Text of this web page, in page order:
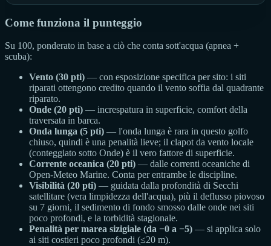
Come funziona il punteggio
Su 100, ponderato in base a ciò che conta sott'acqua (apnea +
scuba):
Vento (30 pti) — con esposizione specifica per sito: i siti
riparati ottengono credito quando il vento soffia dal quadrante
riparato.
Onde (20 pti) — increspatura in superficie, comfort della
traversata in barca.
Onda lunga (5 pti) — l'onda lunga è rara in questo golfo
chiuso, quindi è una penalità lieve; il clapot da vento locale
(conteggiato sotto Onde) è il vero fattore di superficie.
Corrente oceanica (20 pti) — dalle correnti oceaniche di
Open-Meteo Marine. Conta per entrambe le discipline.
Visibilità (20 pti) — guidata dalla profondità di Secchi
satellitare (vera limpidezza dell'acqua), più il deflusso piovoso
su 7 giorni, il sedimento di fondo smosso dalle onde nei siti
poco profondi, e la torbidità stagionale.
Penalità per marea sizigiale (da −0 a −5) — si applica solo
ai siti costieri poco profondi (≤20 m).